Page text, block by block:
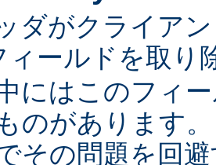
ダがクライア
ィールドを取り
にはこのフィ
のがあります
その問題を回